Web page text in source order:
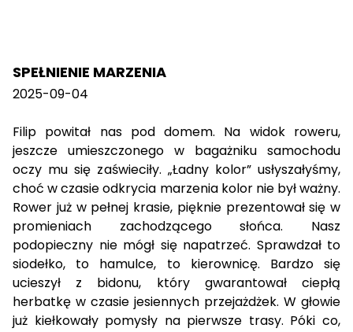
SPEŁNIENIE MARZENIA
2025-09-04
Filip powitał nas pod domem. Na widok roweru,
jeszcze umieszczonego w bagażniku samochodu
oczy mu się zaświeciły. „Ładny kolor” usłyszałyśmy,
choć w czasie odkrycia marzenia kolor nie był ważny.
Rower już w pełnej krasie, pięknie prezentował się w
promieniach zachodzącego słońca. Nasz
podopieczny nie mógł się napatrzeć. Sprawdzał to
siodełko, to hamulce, to kierownicę. Bardzo się
ucieszył z bidonu, który gwarantował ciepłą
herbatkę w czasie jesiennych przejażdżek. W głowie
już kiełkowały pomysły na pierwsze trasy. Póki co,